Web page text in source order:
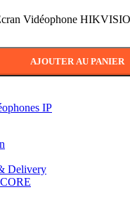
Vidéophone
AJOUTER AU PANIER
IP
Delivery